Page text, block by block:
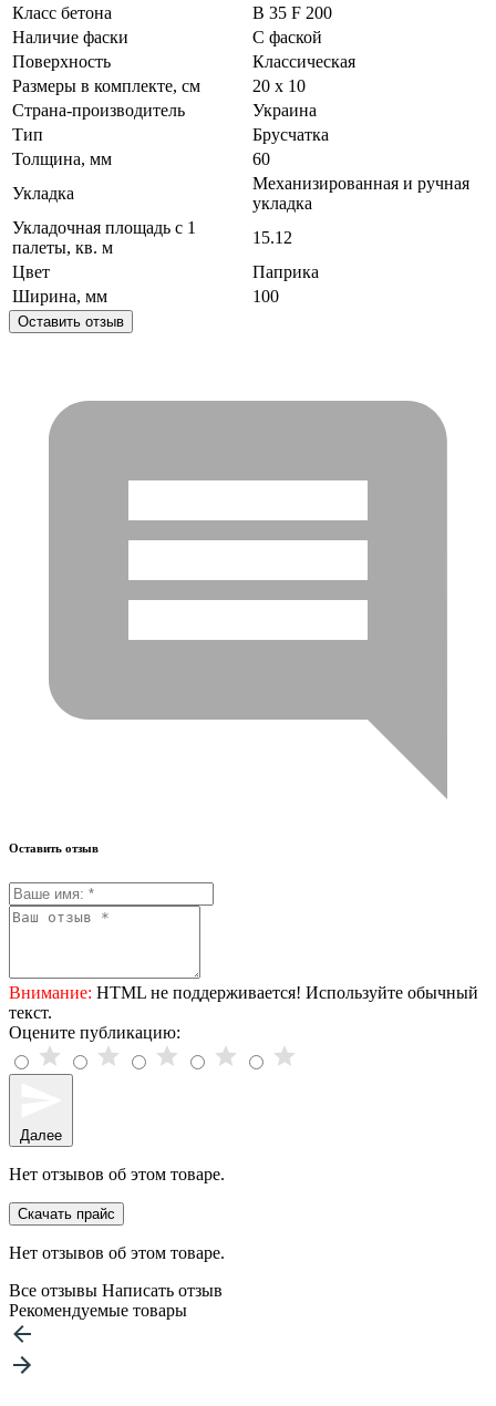
Класс бетона
В 35 F 200
Наличие фаски
С фаской
Поверхность
Классическая
Размеры в комплекте, см
20 х 10
Страна-производитель
Украина
Тип
Брусчатка
Толщина, мм
60
Укладка
Механизированная и ручная
укладка
Укладочная площадь с 1
палеты, кв. м
15.12
Цвет
Паприка
Ширина, мм
100
Оставить отзыв
Оставить отзыв
Внимание: HTML не поддерживается! Используйте обычный
текст.
Оцените публикацию:
Далее
Нет отзывов об этом товаре.
Скачать прайс
Нет отзывов об этом товаре.
Все отзывы Написать отзыв
Рекомендуемые товары